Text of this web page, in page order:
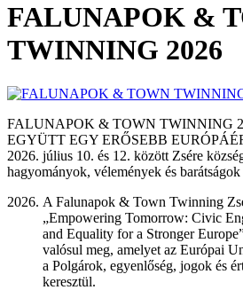
FALUNAPOK &
TWINNING 2026
FALUNAPOK & TOWN TWINNING
EGYÜTT EGY ERŐSEBB
2026. július 10. és 12. között Zsére
hagyományok, vélemények és
A Falunapok & Town Twinning
„Empowering Tomorrow: Civic
and Equality for a Stronger
valósul meg, amelyet az Európai
a Polgárok, egyenlőség, jogok és
keresztül.